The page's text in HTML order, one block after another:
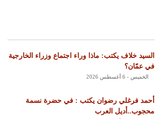
السيد خلاف يكتب: ماذا وراء اجتماع وزراء الخارجية
في عمّان؟
الخميس - 6 أغسطس 2026
أحمد فرغلي رضوان يكتب : في حضرة نسمة
محجوب..أديل العرب